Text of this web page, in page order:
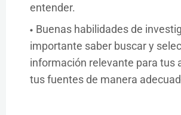
entender.
Buenas habilidades de
importante saber buscar y
información relevante para tus
tus fuentes de manera